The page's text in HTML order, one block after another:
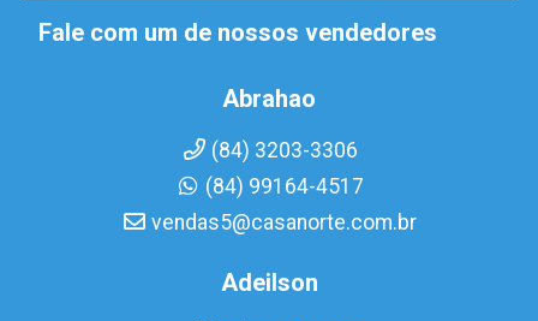
Fale com um de nossos vendedores
Abrahao
(84) 3203-3306
(84) 99164-4517
vendas5@casanorte.com.br
Adeilson